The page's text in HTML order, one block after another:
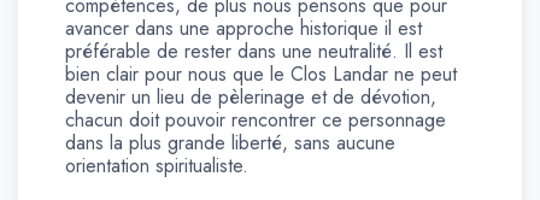
avancer dans une approche historique il est
préférable de rester dans une neutralité. Il est
bien clair pour nous que le Clos Landar ne peut
devenir un lieu de pèlerinage et de dévotion,
chacun doit pouvoir rencontrer ce personnage
dans la plus grande liberté, sans aucune
orientation spiritualiste.